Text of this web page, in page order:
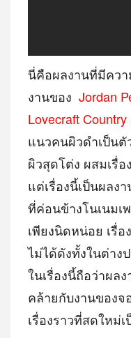
นี่คือผลงานที่มีคว
งานของ Jordan
Lovecraft
แนวคนผิวดำเป็นตั
ผิวสุดโต่ง ผสมเรื่
แต่เรื่องนี้เป็นผลง
ที่ค่อนข้างโนเนมเ
เพียงนิดหน่อย เรื่
ไม่ได้ดังทั้งในต่าง
ในเรื่องนี้ถือว่าผล
คล้ายกับงานของ
เรื่องราวที่สดใหม่